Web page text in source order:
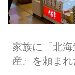
家族に『北
産』を頼ま